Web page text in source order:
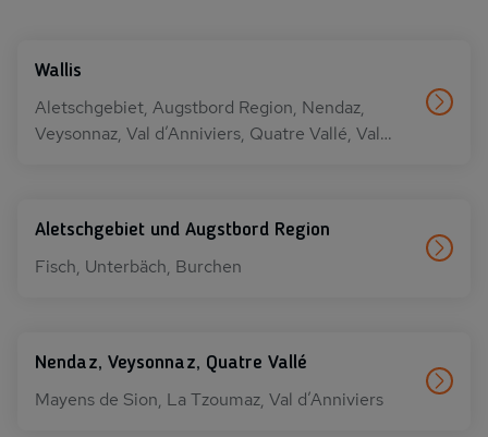
Wallis
Aletschgebiet, Augstbord Region, Nendaz,
Veysonnaz, Val d’Anniviers, Quatre Vallé, Val
Aletschgebiet und Augstbord Region
Fisch, Unterbäch, Burchen
Nendaz, Veysonnaz, Quatre Vallé
Mayens de Sion, La Tzoumaz, Val d’Anniviers